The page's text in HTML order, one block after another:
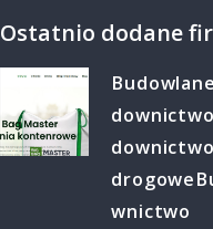
Ostatnio dodane
Budowlane
downictwo
downictwo
drogowe
wnictwo